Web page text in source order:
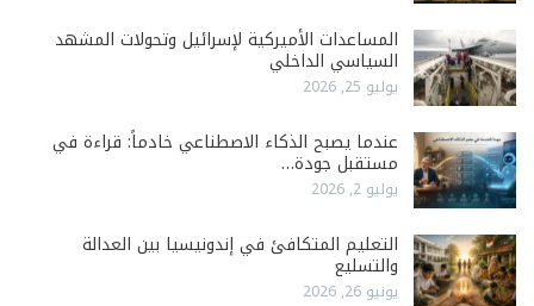
المساعدات الأميركية لإسرائيل وتحولات المشهد
السياسي الداخلي
يوليو 25, 2026
عندما يصبح الذكاء الاصطناعي خادماً: قراءة في
مستقبل جودة…
يوليو 2, 2026
التعليم المتكافئ في إندونيسيا بين العدالة
والتسليع
يونيو 26, 2026